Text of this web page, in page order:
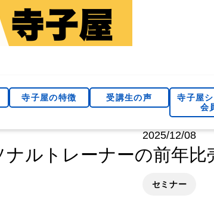
寺子屋の特徴 受講生の声
寺子屋
会
2025/12/08
ナルトレーナーの前年
セミナー